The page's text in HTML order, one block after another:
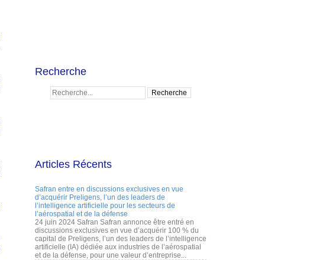
Recherche
Articles Récents
Safran entre en discussions exclusives en vue
d’acquérir Preligens, l’un des leaders de
l’intelligence artificielle pour les secteurs de
l’aérospatial et de la défense
24 juin 2024 Safran Safran annonce être entré en
discussions exclusives en vue d’acquérir 100 % du
capital de Preligens, l’un des leaders de l’intelligence
artificielle (IA) dédiée aux industries de l’aérospatial
et de la défense, pour une valeur d’entreprise...